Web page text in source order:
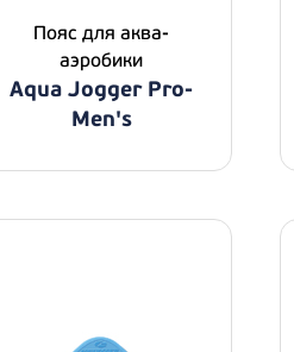
Пояс для аква-
аэробики
Aqua Jogger Pro-
Men's